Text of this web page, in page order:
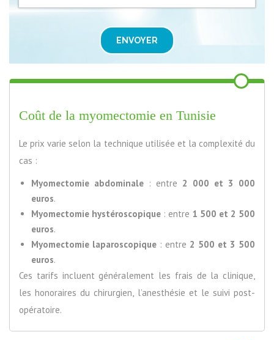
ENVOYER
Coût de la myomectomie en Tunisie
Le prix varie selon la technique utilisée et la complexité du
cas :
Myomectomie abdominale : entre 2 000 et 3 000
euros.
Myomectomie hystéroscopique : entre 1 500 et 2 500
euros.
Myomectomie laparoscopique : entre 2 500 et 3 500
euros.
Ces tarifs incluent généralement les frais de la clinique,
les honoraires du chirurgien, l’anesthésie et le suivi post-
opératoire.